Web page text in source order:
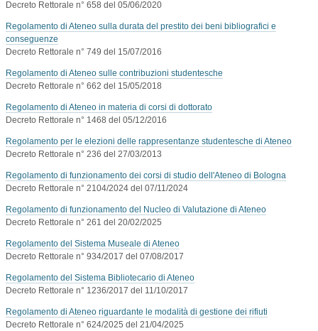
Decreto Rettorale n° 658 del 05/06/2020
Regolamento di Ateneo sulla durata del prestito dei beni bibliografici e
conseguenze
Decreto Rettorale n° 749 del 15/07/2016
Regolamento di Ateneo sulle contribuzioni studentesche
Decreto Rettorale n° 662 del 15/05/2018
Regolamento di Ateneo in materia di corsi di dottorato
Decreto Rettorale n° 1468 del 05/12/2016
Regolamento per le elezioni delle rappresentanze studentesche di Ateneo
Decreto Rettorale n° 236 del 27/03/2013
Regolamento di funzionamento dei corsi di studio dell'Ateneo di Bologna
Decreto Rettorale n° 2104/2024 del 07/11/2024
Regolamento di funzionamento del Nucleo di Valutazione di Ateneo
Decreto Rettorale n° 261 del 20/02/2025
Regolamento del Sistema Museale di Ateneo
Decreto Rettorale n° 934/2017 del 07/08/2017
Regolamento del Sistema Bibliotecario di Ateneo
Decreto Rettorale n° 1236/2017 del 11/10/2017
Regolamento di Ateneo riguardante le modalità di gestione dei rifiuti
Decreto Rettorale n° 624/2025 del 21/04/2025